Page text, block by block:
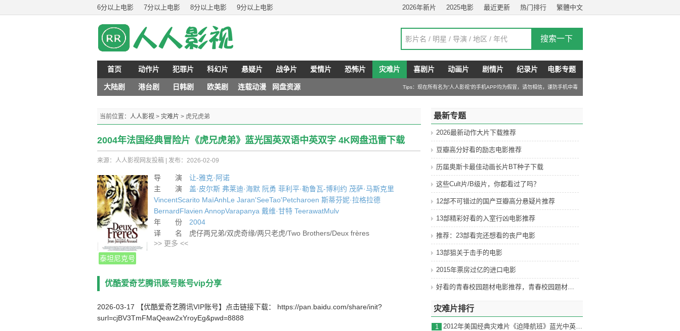
6分以上电影 7分以上电影 8分以上电影 9分以上电影 繁體中文
热门排行
最近更新
2025电影
2026年新片
首页 动作片 犯罪片 科幻片 悬疑片 战争片 爱情片 恐怖片 灾难片 喜剧片 动画片 剧情片 纪录片 电影专题
大陆剧 港台剧 日韩剧 欧美剧 连载动漫 网盘资源 Tips：现在所有名为“人人影视”的手机APP均为假冒，请勿相信，谨防手机中毒
当前位置： 人人影视 > 灾难片 > 虎兄虎弟
2004年法国经典冒险片《虎兄虎弟》蓝光国英双语中英双字 4K网盘迅雷下载
来源：人人影视网友投稿 发布：2026-02-09
导 演 让-雅克·阿诺
主 演 盖·皮尔斯 弗莱迪·海默 阮勇 菲利平·勒鲁瓦-博利约 茂萨·马斯克里
VincentScarito MaïAnhLe Jaran'SeeTao'Petcharoen 斯蒂芬妮·拉格拉德
BernardFlavien AnnopVarapanya 戴维·甘特 TeerawatMulv
年 份 2004
译 名 虎仔两兄弟/双虎奇缘/两只老虎/Two Brothers/Deux frères
片 名 虎兄虎弟
语 言 英语/汉语普通话
字 幕 中英双字幕
豆瓣评分 8.6/10 from 28367 users
IMDb评分 7.0/10 from 16000 users
>> 更多 <<
泰坦尼克号
优酷爱奇艺腾讯账号账号vip分享
2026-03-17 【优酷爱奇艺腾讯VIP账号】点击链接下载： https://pan.baidu.com/share/init?
surl=cjBV3TmFMaQeaw2xYroyEg&pwd=8888
最新专题
2026最新动作大片下载推荐
豆瓣高分好看的励志电影推荐
历届奥斯卡最佳动画长片BT种子下载
这些Cult片/B级片，你都看过了吗？
12部不可错过的国产豆瓣高分悬疑片推荐
13部精彩好看的入室行凶电影推荐
推荐：23部看完还想看的丧尸电影
13部狙关于击手的电影
2015年票房过亿的进口电影
好看的青春校园题材电影推荐，青春校园题材电影排行
灾难片排行
1 2012年美国经典灾难片《迫降航班》蓝光中英双字 4K网盘迅雷下载